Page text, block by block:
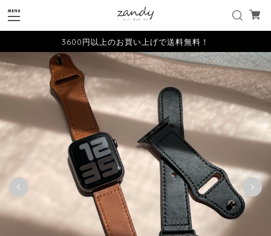
3600円以上のお買い上げで送料無料！